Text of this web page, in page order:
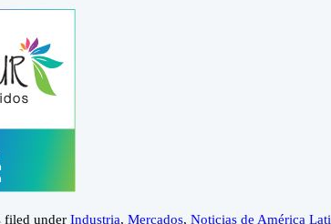
filed under Industria, Mercados, Noticias de América